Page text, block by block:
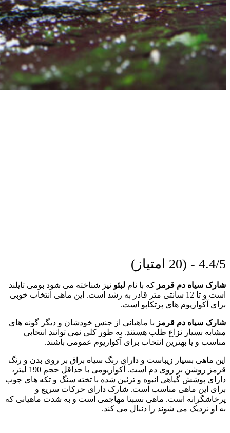
4.4/5 - (20 امتیاز)
شارک سیاه دم قرمز که با نام لبئو نیز شناخته می شود بومی تایلند
است و تا 12 سانتی متر قادر به رشد است. این ماهی انتخاب خوبی
برای آکواریوم های پرتکاپو است.
شارک سیاه دم قرمز با ماهیانی از جنس خودشان و دیگر گونه های
مشابه بسیار نزاع طلب هستند. به طور کلی نمی توانند انتخابی
مناسب و یا بهترین انتخاب برای آکواریوم عمومی باشند.
این ماهی بسیار زیباست و دارای رنگ سیاه براق بر روی بدن و رنگ
قرمز روشن بر روی دم است. آکواریومی با حداقل حجم 190 لیتر،
دارای پوشش گیاهی انبوه و تزئین شده با تخته سنگ و تکه های چوب
برای این ماهی مناسب است. شارک دارای حرکات سریع و
پرخاشگرانه است. ماهی نسبتا مهاجمی است و به شدت ماهیانی که
به او نزدیک می شوند را دنبال می کند.